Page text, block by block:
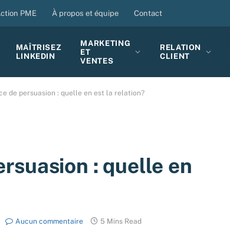
PME À propos et équipe Contact
MAÎTRISEZ
LINKEDIN
MARKETING
ET
VENTES
RELATION
CLIENT
de persuasion : quelle en est la relation?
: quelle en
Aucun commentaire 5 Mins Read